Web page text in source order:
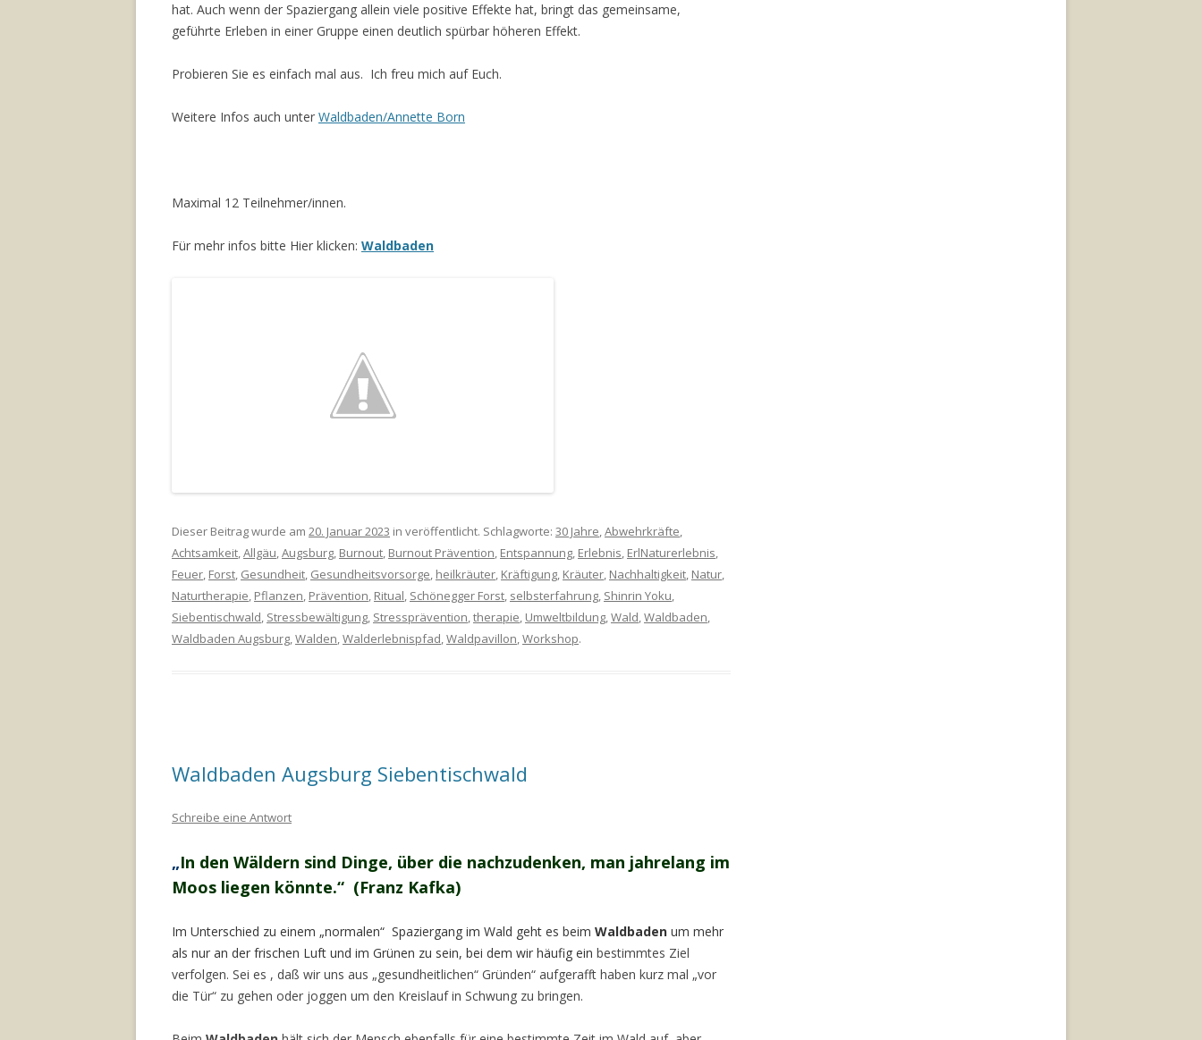
hat. Auch wenn der Spaziergang allein viele positive Effekte hat, bringt das gemeinsame,
geführte Erleben in einer Gruppe einen deutlich spürbar höheren Effekt.
Probieren Sie es einfach mal aus. Ich freu mich auf Euch.
Weitere Infos auch unter Waldbaden/Annette Born
Maximal 12 Teilnehmer/innen.
Für mehr infos bitte Hier klicken: Waldbaden
Dieser Beitrag wurde am 20. Januar 2023 in veröffentlicht. Schlagworte: 30 Jahre,Abwehrkräfte,
Achtsamkeit,Allgäu,Augsburg, Burnout, Burnout Prävention, Entspannung, Erlebnis, ErlNaturerlebnis,
Feuer, Forst, Gesundheit, Gesundheitsvorsorge, heilkräuter, Kräftigung, Kräuter, Nachhaltigkeit, Natur,
Naturtherapie, Pflanzen, Prävention, Ritual, Schönegger Forst, selbsterfahrung, Shinrin Yoku,
Siebentischwald, Stressbewältigung, Stressprävention,therapie, Umweltbildung,Wald,Waldbaden,
Waldbaden Augsburg,Walden,Walderlebnispfad,Waldpavillon,Workshop.
Waldbaden Augsburg Siebentischwald
Schreibe eine Antwort
„In den Wäldern sind Dinge, über die nachzudenken, man jahrelang im
Moos liegen könnte.“ (Franz Kafka)
Im Unterschied zu einem „normalen“ Spaziergang im Wald geht es beim Waldbaden um mehr
als nur an der frischen Luft und im Grünen zu sein, bei dem wir häufig ein bestimmtes Ziel
verfolgen. Sei es , daß wir uns aus „gesundheitlichen“ Gründen“ aufgerafft haben kurz mal „vor
die Tür“ zu gehen oder joggen um den Kreislauf in Schwung zu bringen.